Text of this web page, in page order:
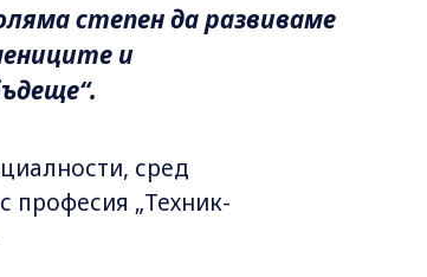
степен да развиваме
и
сред
професия „Техник-